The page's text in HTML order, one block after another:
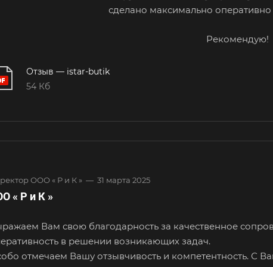
сделано максимально
Рекомендую!
Отзыв — istar-butik
54 Кб
ООО « Р и К » — 31 марта 2025
« Р и К »
Вам свою благодарность за качественное
в решении возникающих задач.
отмечаем Вашу отзывчивость и компетентность. С